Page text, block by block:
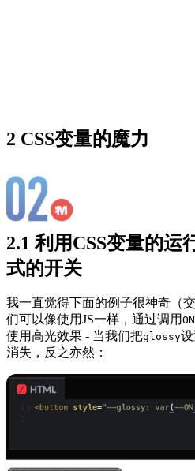
2 CSS变量的魔力
2.1 利用CSS变量的运
式的开关
我一直觉得下面的例子很神奇（
们可以像使用JS一样，通过调用 ON
使用高光效果 - 当我们把glossy
消失，反之亦然：